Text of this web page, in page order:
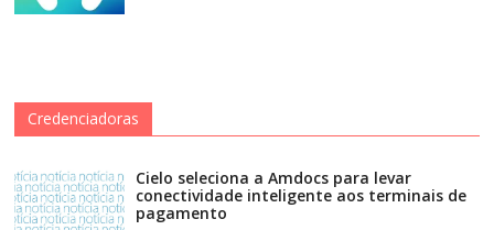
Credenciadoras
Cielo seleciona a Amdocs para levar
conectividade inteligente aos terminais de
pagamento